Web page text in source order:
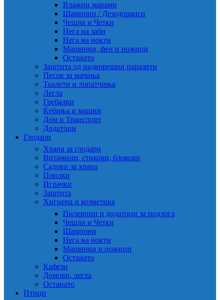
Влажни марами
Шампони / Дезодоранси
Чешли и Четки
Нега на заби
Нега на нокти
Машинки, фен и ножици
Останато
Заштита од надворешни паразити
Песок за мачиња
Тоалети и лопатчиња
Легла
Гребалки
Ќебиња и машни
Дом и Транспорт
Додатоци
Глодари
Храна за глодари
Витамини, стикови, блокови
Садови за храна
Поилки
Играчки
Заштита
Хигиена и козметика
Пилевини и додатоци за подлога
Чешли и Четки
Шампони
Нега на нокти
Машинки и ножици
Останато
Кафези
Домови, легла
Останато
Птици